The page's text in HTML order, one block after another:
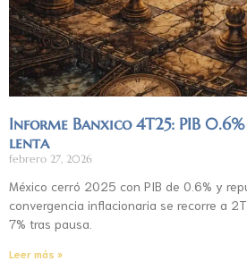
Informe Banxico 4T25: PIB
lenta
febrero 27, 2026
México cerró 2025 con PIB de 0.6% y
convergencia inflacionaria se recorre a
7% tras pausa.
Leer más »